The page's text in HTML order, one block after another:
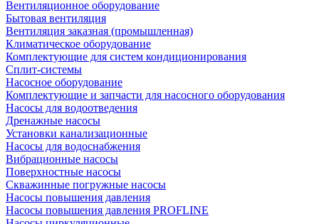
Вентиляционное оборудование
Бытовая вентиляция
Вентиляция заказная (промышленная)
Климатическое оборудование
Комплектующие для систем кондиционирования
Сплит-системы
Насосное оборудование
Комплектующие и запчасти для насосного оборудования
Насосы для водоотведения
Дренажные насосы
Установки канализационные
Насосы для водоснабжения
Вибрационные насосы
Поверхностные насосы
Скважинные погружные насосы
Насосы повышения давления
Насосы повышения давления PROFLINE